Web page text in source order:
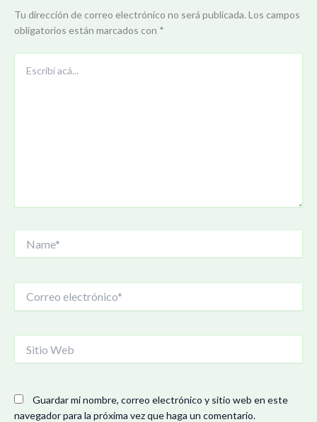
Tu dirección de correo electrónico no será publicada. Los campos
obligatorios están marcados con *
acá...
electrónico*
Web
Guardar mi nombre, correo electrónico y sitio web en este
navegador para la próxima vez que haga un comentario.